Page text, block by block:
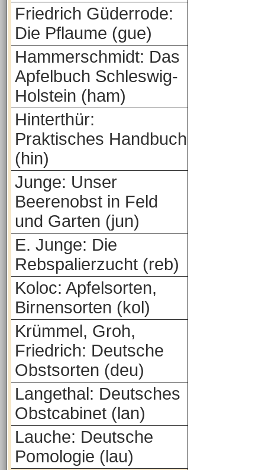
Friedrich Güderrode:
Die Pflaume (gue)
Hammerschmidt: Das
Apfelbuch Schleswig-
Holstein (ham)
Hinterthür:
Praktisches Handbuch
(hin)
Junge: Unser
Beerenobst in Feld
und Garten (jun)
E. Junge: Die
Rebspalierzucht (reb)
Koloc: Apfelsorten,
Birnensorten (kol)
Krümmel, Groh,
Friedrich: Deutsche
Obstsorten (deu)
Langethal: Deutsches
Obstcabinet (lan)
Lauche: Deutsche
Pomologie (lau)